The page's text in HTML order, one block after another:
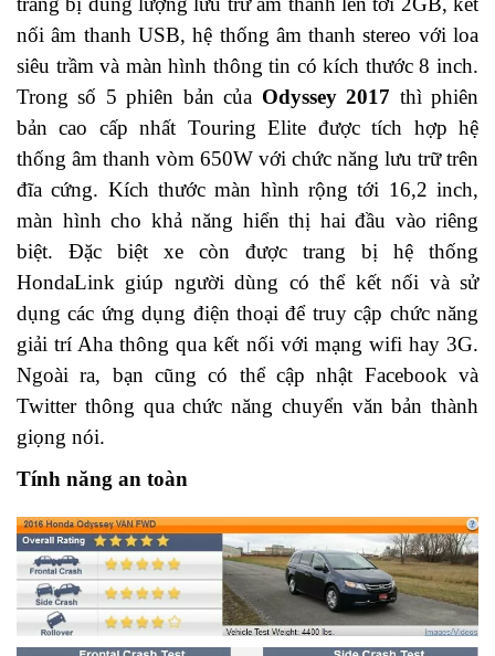
nối âm thanh USB, hệ thống âm thanh stereo với loa
siêu trầm và màn hình thông tin có kích thước 8 inch.
Trong số 5 phiên bản của Odyssey 2017 thì phiên
bản cao cấp nhất Touring Elite được tích hợp hệ
thống âm thanh vòm 650W với chức năng lưu trữ trên
đĩa cứng. Kích thước màn hình rộng tới 16,2 inch,
màn hình cho khả năng hiển thị hai đầu vào riêng
biệt. Đặc biệt xe còn được trang bị hệ thống
HondaLink giúp người dùng có thể kết nối và sử
dụng các ứng dụng điện thoại để truy cập chức năng
giải trí Aha thông qua kết nối với mạng wifi hay 3G.
Ngoài ra, bạn cũng có thể cập nhật Facebook và
Twitter thông qua chức năng chuyển văn bản thành
giọng nói.
Tính năng an toàn